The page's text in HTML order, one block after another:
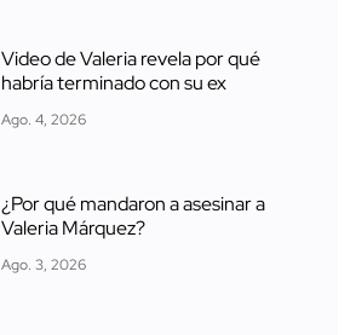
Video de Valeria revela por qué
habría terminado con su ex
Ago. 4, 2026
¿Por qué mandaron a asesinar a
Valeria Márquez?
Ago. 3, 2026